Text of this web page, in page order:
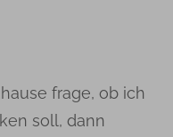
frage, ob ich
soll, dann